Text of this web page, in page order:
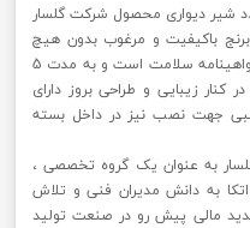
شیر دیواری محصول شرکت گلسار
شده از 100 % آلیاژ برنج باکیفیت و مرغوب بدون هیچ
گونه سرب که دارای نشان استاندارد ایران و گواهینامه سلامت است و به مدت 5
زیبایی و طراحی بروز دارای
جهت نصب نیز در داخل بسته
به عنوان یک گروه تخصصی ،
اتکا به دانش مدیران فنی و تلاش
مالی پیش رو در صنعت تولید